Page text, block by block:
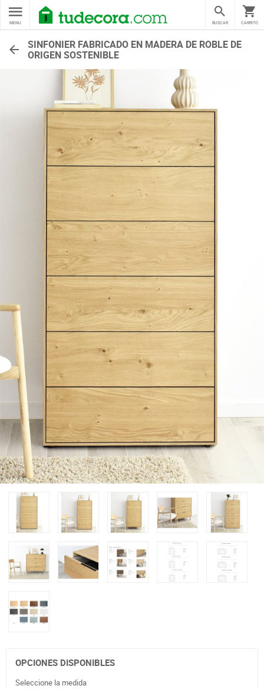
MENU CARRITO
BUSCAR
SINFONIER FABRICADO EN MADERA DE ROBLE DE
ORIGEN SOSTENIBLE
OPCIONES DISPONIBLES
Seleccione la medida